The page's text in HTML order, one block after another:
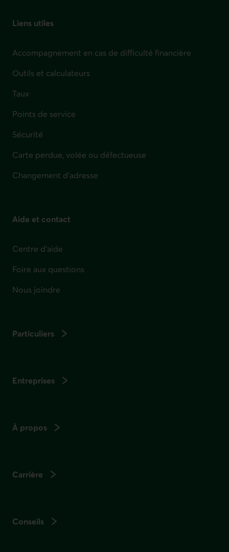
Liens utiles
Accompagnement en cas de difficulté financière
Outils et calculateurs
Taux
Points de service
Sécurité
Carte perdue, volée ou défectueuse
Changement d'adresse
Aide et contact
Centre d'aide
Foire aux questions
Nous joindre
Particuliers
Entreprises
À propos
Carrière
Conseils